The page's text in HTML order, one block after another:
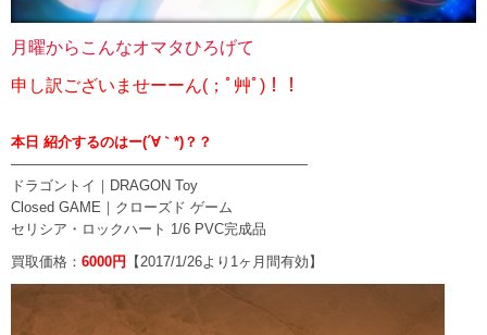
月曜からこんなオマタひろげて
申し訳ございませーーん(；ﾟ艸ﾟ)！！
本日 紹介するのはー(´∀｀*)？？
—————————————————————
ドラゴントイ｜DRAGON Toy
Closed GAME｜クローズド ゲーム
セリシア・ロックハート 1/6 PVC完成品
買取価格： 6000円 【2017/1/26より1ヶ月間有効】